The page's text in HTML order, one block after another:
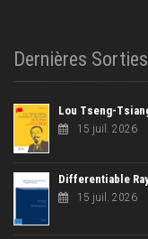
Dernières Sorties
Lou Tseng-
15 juil. 2026
Differentiable
15 juil. 2026